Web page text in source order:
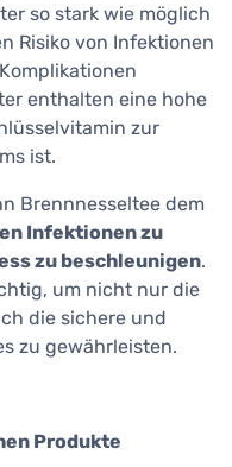
so stark wie möglich
Risiko von Infektionen
enthalten eine hohe
zur
ist.
Brennnesseltee dem
Infektionen zu
zu beschleunigen.
um nicht nur die
die sichere und
zu gewährleisten.
Produkte